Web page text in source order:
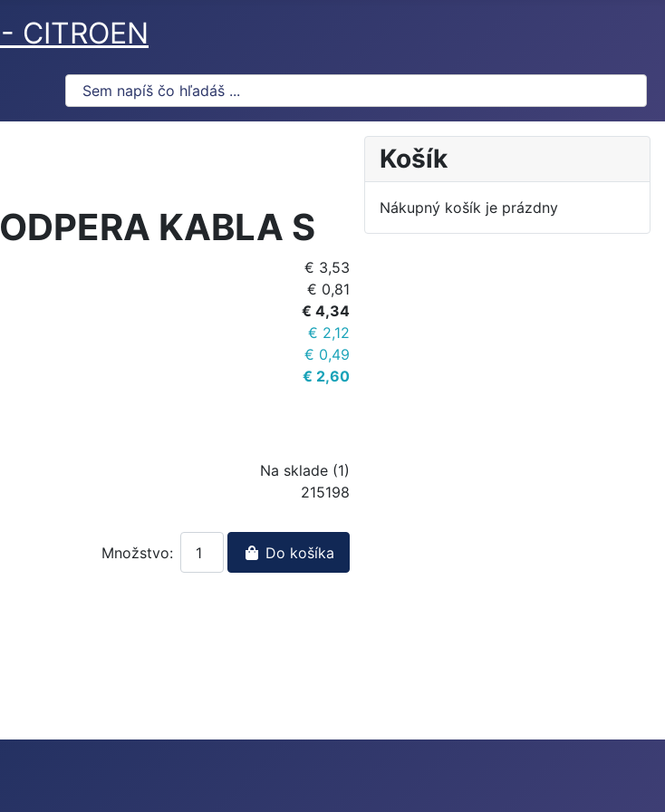
CITROEN
KABLA S
€ 3,53
€ 0,81
€ 4,34
€ 2,12
€ 0,49
€ 2,60
Na sklade (1)
215198
Množstvo: Do košíka
Košík
Nákupný košík je prázdny